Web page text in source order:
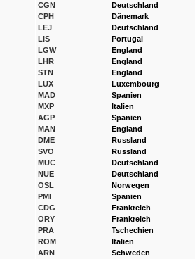
CGN
CPH
LEJ
LIS
LGW
LHR
STN
LUX
MAD
MXP
AGP
MAN
DME
SVO
MUC
NUE
OSL
PMI
CDG
ORY
PRA
ROM
ARN
Deutschland
Dänemark
Deutschland
Portugal
England
England
England
Luxembourg
Spanien
Italien
Spanien
England
Russland
Russland
Deutschland
Deutschland
Norwegen
Spanien
Frankreich
Frankreich
Tschechien
Italien
Schweden